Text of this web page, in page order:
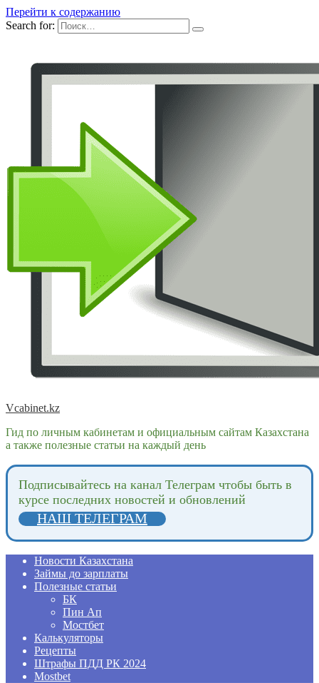
Перейти к содержанию
Search for:
Vcabinet.kz
Гид по личным кабинетам и официальным сайтам Казахстана
а также полезные статьи на каждый день
Подпиcывайтесь на канал Телеграм чтобы быть в
курсе последних новостей и обновлений
НАШ ТЕЛЕГРАМ
Новости Казахстана
Займы до зарплаты
Полезные статьи
БК
Пин Ап
Мостбет
Калькуляторы
Рецепты
Штрафы ПДД РК 2024
Mostbet